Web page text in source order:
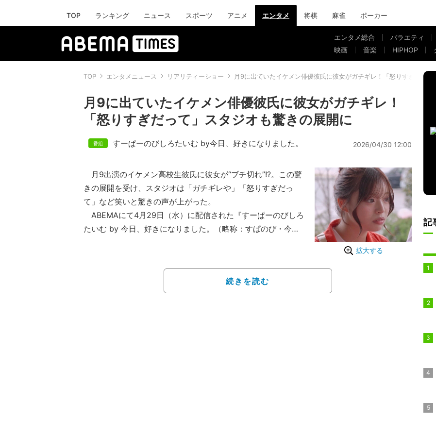
TOP ランキング ニュース スポーツ アニメ エンタメ 将棋 麻雀 ポーカー
エンタメ総合 バラエティ
映画
音楽 HIPHOP
TOP エンタメニュース リアリティーショー 月9に出ていたイケメン俳優彼氏に彼女がガチギレ！「怒りすぎだって
月9に出ていたイケメン俳優彼氏に彼女がガチギレ！
「怒りすぎだって」スタジオも驚きの展開に
すーぱーのびしろたいむ by今日、好きになりました。 2026/04/30 12:00
拡大する
月9出演のイケメン高校生彼氏に彼女が“ブチ切れ”!?。この驚
きの展開を受け、スタジオは「ガチギレや」「怒りすぎだっ
て」など笑いと驚きの声が上がった。
ABEMAにて4月29日（水）に配信された『すーぱーのびしろ
たいむ by 今日、好きになりました。（略称：すぱのび・今日
今回は「グルメ」「スポット」などと書かれたビンゴカード
のマスを、地元の人への聞き込みで見つけた順に開けていき、
続きを読む
記